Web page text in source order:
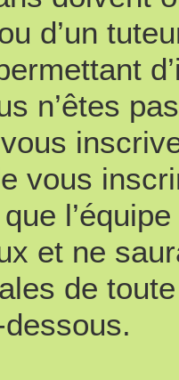
d’un
n’êtes
vous
et ne
de